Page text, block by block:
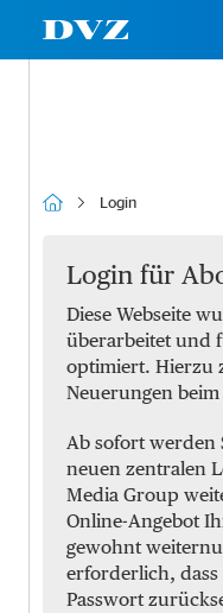
Login
Login für
Diese Webseite
überarbeitet und
optimiert. Hierzu
Neuerungen
Ab sofort werden
neuen zentralen
Media Group
Online-Angebot
gewohnt
erforderlich,
Passwort